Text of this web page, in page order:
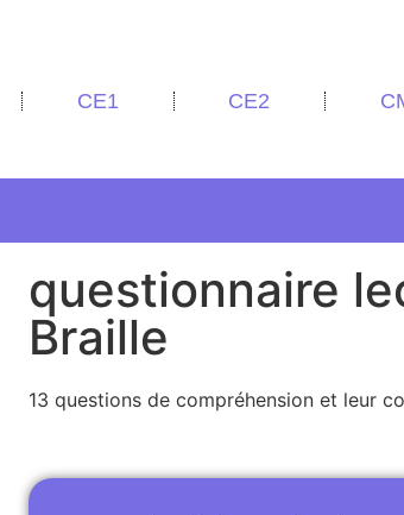
CE1 CE2
questionnaire
Braille
13 questions de compréhension et leur